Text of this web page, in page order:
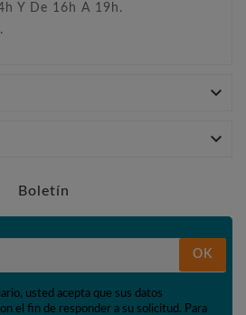
Y De 16h A 19h.


Boletín
OK
usted acepta que sus datos
el fin de responder a su solicitud. Para